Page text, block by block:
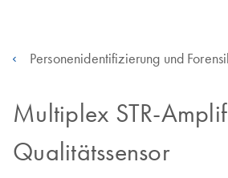
Personenidentifizierung und
Multiplex STR-
Qualitätssensor